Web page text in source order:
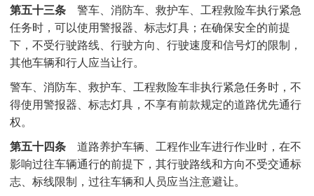
第五十三条警车、消防车、救护车、工程救险车执行紧急
任务时，可以使用警报器、标志灯具；在确保安全的前提
下，不受行驶路线、行驶方向、行驶速度和信号灯的限制，
其他车辆和行人应当让行。
警车、消防车、救护车、工程救险车非执行紧急任务时，不
得使用警报器、标志灯具，不享有前款规定的道路优先通行
权。
第五十四条道路养护车辆、工程作业车进行作业时，在不
影响过往车辆通行的前提下，其行驶路线和方向不受交通标
志、标线限制，过往车辆和人员应当注意避让。